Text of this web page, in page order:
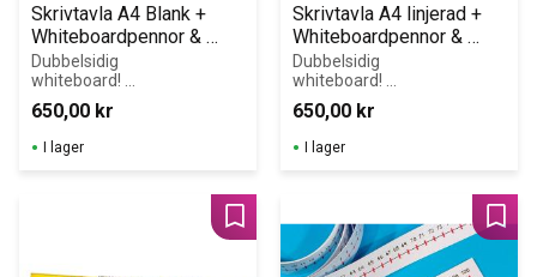
Skrivtavla A4 Blank +
Whiteboardpennor &
Mikrofiberdukar 30-pack
Dubbelsidig
whiteboard!
Robusta,
stadiga 1 mm
whiteboardskivo
r i plast med
650,00 kr
I lager
Skrivtavla A4 linjerad +
Whiteboardpennor &
Mikrofiberdukar 30-pack
Dubbelsidig
whiteboard!
Robusta,
stadiga 1 mm
whiteboardskivo
r i plast med
650,00 kr
I lager
Lägg till i favoriter